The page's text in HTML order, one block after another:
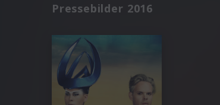
Pressebilder 2016